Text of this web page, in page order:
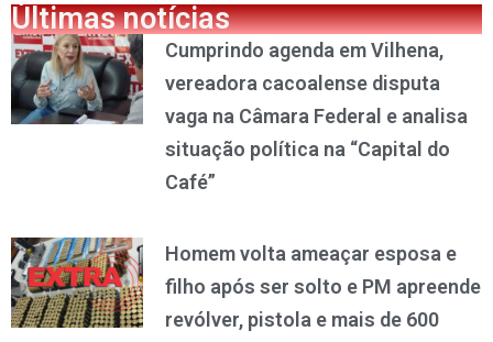
Últimas notícias
Cumprindo agenda em Vilhena,
vereadora cacoalense disputa
vaga na Câmara Federal e analisa
situação política na “Capital do
Café”
Homem volta ameaçar esposa e
filho após ser solto e PM apreende
revólver, pistola e mais de 600